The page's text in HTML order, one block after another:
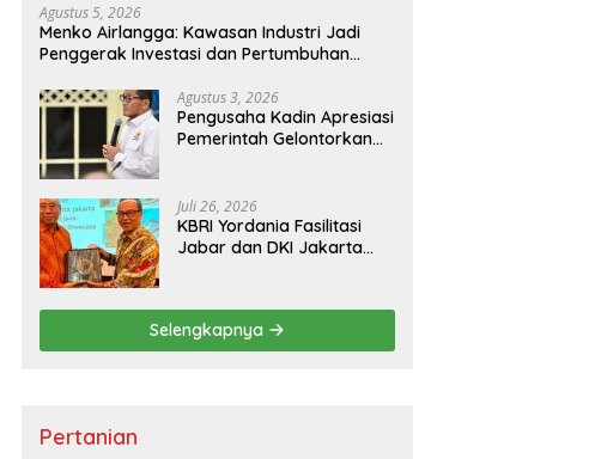
Agustus 5, 2026
Menko Airlangga: Kawasan Industri Jadi
Penggerak Investasi dan Pertumbuhan
Agustus 3, 2026
Pengusaha Kadin Apresiasi
Pemerintah Gelontorkan
Juli 26, 2026
KBRI Yordania Fasilitasi
Jabar dan DKI Jakarta
Internasional
Selengkapnya
Pertanian